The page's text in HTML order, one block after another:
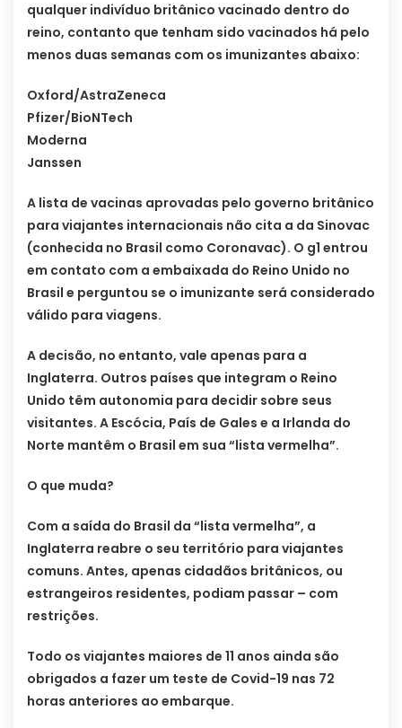
qualquer indivíduo britânico vacinado dentro do
reino, contanto que tenham sido vacinados há pelo
menos duas semanas com os imunizantes abaixo:
Oxford/AstraZeneca
Pfizer/BioNTech
Moderna
Janssen
A lista de vacinas aprovadas pelo governo britânico
para viajantes internacionais não cita a da Sinovac
(conhecida no Brasil como Coronavac). O g1 entrou
em contato com a embaixada do Reino Unido no
Brasil e perguntou se o imunizante será considerado
válido para viagens.
A decisão, no entanto, vale apenas para a
Inglaterra. Outros países que integram o Reino
Unido têm autonomia para decidir sobre seus
visitantes. A Escócia, País de Gales e a Irlanda do
Norte mantêm o Brasil em sua “lista vermelha”.
O que muda?
Com a saída do Brasil da “lista vermelha”, a
Inglaterra reabre o seu território para viajantes
comuns. Antes, apenas cidadãos britânicos, ou
estrangeiros residentes, podiam passar – com
restrições.
Todo os viajantes maiores de 11 anos ainda são
obrigados a fazer um teste de Covid-19 nas 72
horas anteriores ao embarque.